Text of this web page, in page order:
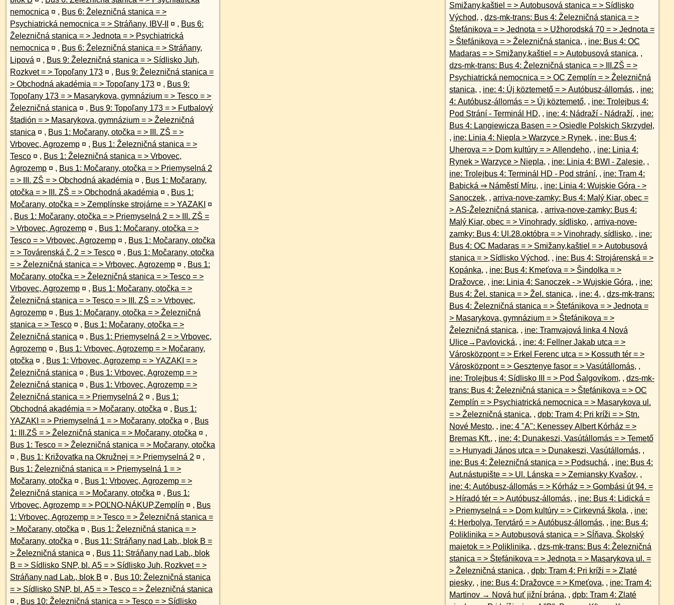
nemocnica ¤ , Bus 6: Železničná stanica = >
Psychiatrická nemocnica = > Stráňany, IBV-II
¤ , Bus 6:
Železničná stanica = > Jednota = > Psychiatrická
nemocnica ¤ , Bus 6: Železničná stanica = > Stráňany,
Lipová ¤ , Bus 9: Železničná stanica = > Sídlisko Juh,
Rozkvet = > Topoľany 173 ¤ , Bus 9: Železničná stanica =
> Obchodná akadémia = > Topoľany 173 ¤ , Bus 9:
Topoľany 173 = > Masarykova, gymnázium = > Tesco = >
Železničná stanica ¤ , Bus 9: Topoľany 173 = > Futbalový
štadión = > Masarykova, gymnázium = > Železničná
stanica ¤ , Bus 1: Močarany, otočka = > III. ZŠ = >
Vrbovec, Agrozemp ¤ , Bus 1: Železničná stanica = >
Tesco ¤ , Bus 1: Železničná stanica = > Vrbovec,
Agrozemp ¤ , Bus 1: Močarany, otočka = > Priemyselná 2
= > III. ZŠ = > Obchodná akadémia ¤ , Bus 1: Močarany,
otočka = > III. ZŠ = > Obchodná akadémia ¤ , Bus 1:
Močarany, otočka = > Zemplínske strojárne = > YAZAKI ¤
, Bus 1: Močarany, otočka = > Priemyselná 2 = > III. ZŠ =
> Vrbovec, Agrozemp ¤ , Bus 1: Močarany, otočka = >
Tesco = > Vrbovec, Agrozemp ¤ , Bus 1: Močarany, otočka
= > Továrenská č. 2 = > Tesco ¤ , Bus 1: Močarany, otočka
= > Železničná stanica = > Vrbovec, Agrozemp ¤ , Bus 1:
Močarany, otočka = > Železničná stanica = > Tesco = >
Vrbovec, Agrozemp ¤ , Bus 1: Močarany, otočka = >
Železničná stanica = > Tesco = > III. ZŠ = > Vrbovec,
Agrozemp ¤ , Bus 1: Močarany, otočka = > Železničná
stanica = > Tesco ¤ , Bus 1: Močarany, otočka = >
Železničná stanica ¤ , Bus 1: Priemyselná 2 = > Vrbovec,
Agrozemp ¤ , Bus 1: Vrbovec, Agrozemp = > Močarany,
otočka ¤ , Bus 1: Vrbovec, Agrozemp = > YAZAKI = >
Železničná stanica ¤ , Bus 1: Vrbovec, Agrozemp = >
Železničná stanica ¤ , Bus 1: Vrbovec, Agrozemp = >
Železničná stanica = > Priemyselná 2 ¤ , Bus 1:
Obchodná akadémia = > Močarany, otočka ¤ , Bus 1:
YAZAKI = > Priemyselná 1 = > Močarany, otočka ¤ , Bus
1: III.ZŠ = > Železničná stanica = > Močarany, otočka ¤ ,
Bus 1: Tesco = > Železničná stanica = > Močarany, otočka
¤ , Bus 1: Križovatka na Okružnej = > Priemyselná 2 ¤ ,
Bus 1: Železničná stanica = > Priemyselná 1 = >
Močarany, otočka ¤ , Bus 1: Vrbovec, Agrozemp = >
Železničná stanica = > Močarany, otočka ¤ , Bus 1:
Vrbovec, Agrozemp = > POĽNO-NÁKUP,Zemplín ¤ , Bus
1: Vrbovec, Agrozemp = > Tesco = > Železničná stanica =
> Močarany, otočka ¤ , Bus 1: Železničná stanica = >
Močarany, otočka ¤ , Bus 11: Stráňany nad Lab., blok B =
> Železničná stanica ¤ , Bus 11: Stráňany nad Lab., blok
B = > Sídlisko SNP, bl. A5 = > Sídlisko Juh, Rozkvet = >
Stráňany nad Lab., blok B ¤ , Bus 10: Železničná stanica
= > Sídlisko SNP, bl. A5 = > Tesco = > Železničná stanica
¤ , Bus 10: Železničná stanica = > Tesco = > Sídlisko
Smižany,kaštiel = > Autobusová stanica = > Sídlisko
Východ, , dzs-mk-trans: Bus 4: Železničná stanica = >
Štefánikova = > Jednota = > Užhorodská 70 = > Jednota =
> Štefánikova = > Železničná stanica, , ine: Bus 4: OC
Madaras = > Smižany,kaštiel = > Autobusová stanica, ,
dzs-mk-trans: Bus 4: Železničná stanica = > III.ZŠ = >
Psychiatrická nemocnica = > OC Zemplín = > Železničná
stanica, , ine: 4: Új köztemető = > Autóbusz-állomás, , ine:
4: Autóbusz-állomás = > Új köztemető, , ine: Trolejbus 4:
Pod Strání - Terminál HD, , ine: 4: Nádraží - Nádraží, , ine:
Bus 4: Langiewicza Basen = > Osiedle Polskich Skrzydeł,
,
ine: Linia 4: Niepla > Warzyce > Rynek, , ine: Bus 4:
Uherova = > Dom kultúry = > Allendeho, , ine: Linia 4:
Rynek > Warzyce > Niepla, , ine: Linia 4: BWI - Zalesie, ,
ine: Trolejbus 4: Terminál HD - Pod strání, , ine: Tram 4:
Babická ⇒ Náměstí Míru, , ine: Linia 4: Wujskie Góra - >
Sanoczek, , arriva-nove-zamky: Bus 4: Malý Kiar, obec =
> AS-Železničná stanica, , arriva-nove-zamky: Bus 4:
Malý Kiar, obec = > Vinohrady, sídlisko, , arriva-nove-
zamky: Bus 4: Ul.28.októbra = > Vinohrady, sídlisko, , ine:
Bus 4: OC Madaras = > Smižany,kaštiel = > Autobusová
stanica = > Sídlisko Východ, , ine: Bus 4: Strojárenská = >
Kopánka, , ine: Bus 4: Kmeťova = > Šindolka = >
Dražovce, , ine: Linia 4: Sanoczek - > Wujskie Góra, , ine:
Bus 4: Žel. stanica = > Žel. stanica, , ine: 4, , dzs-mk-trans:
Bus 4: Železničná stanica = > Štefánikova = > Jednota =
> Masarykova, gymnázium = > Štefánikova = >
Železničná stanica, , ine: Tramvajová linka 4 Nová
Ulice→Pavlovická, , ine: 4: Fellner Jakab utca = >
Városközpont = > Erkel Ferenc utca = > Kossuth tér = >
Városközpont = > Gesztenye fasor = > Vasútállomás, ,
ine: Trolejbus 4: Sídlisko III = > Pod Šalgovíkom, , dzs-mk-
trans: Bus 4: Železničná stanica = > Štefánikova = > OC
Zemplín = > Psychiatrická nemocnica = > Masarykova ul.
= > Železničná stanica, , dpb: Tram 4: Pri kríži = > Stn.
Nové Mesto, , ine: 4 "A": Kenessey Albert Kórház = >
Bremas Kft., , ine: 4: Dunakeszi, Vasútállomás = > Temető
= > Hunyadi János utca = > Dunakeszi, Vasútállomás, ,
ine: Bus 4: Železničná stanica = > Podsuchá, , ine: Bus 4:
Aut.nástupište = > Ul. Lánska = > Zemiansky Kvašov, ,
ine: 4: Autóbusz-állomás = > Kórház = > Gombási út 94. =
> Híradó tér = > Autóbusz-állomás, , ine: Bus 4: Lidická =
> Priemyselná = > Dom kultúry = > Cirkevná škola, , ine:
4: Herbolya, Tervtáró = > Autóbusz-állomás, , ine: Bus 4:
Poliklinika = > Autobusová stanica = > Sĺňava, Školský
majetok = > Poliklinika, , dzs-mk-trans: Bus 4: Železničná
stanica = > Štefánikova = > Jednota = > Masarykova ul. =
> Železničná stanica, , dpb: Tram 4: Pri kríži = > Zlaté
piesky, , ine: Bus 4: Dražovce = > Kmeťova, , ine: Tram 4:
Martinov → Nová huť jižní brána, , dpb: Tram 4: Zlaté